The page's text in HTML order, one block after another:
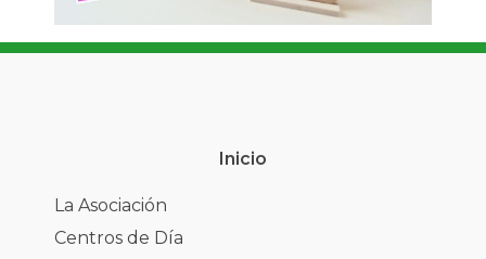
Inicio
La Asociación
Centros de Día